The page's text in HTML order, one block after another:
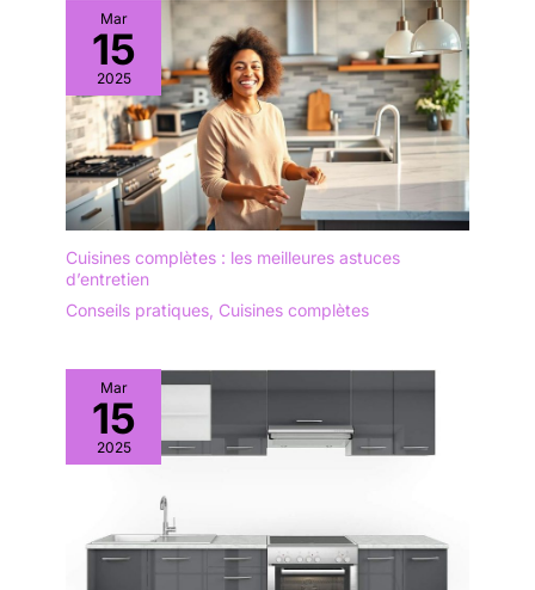
Mar
15
2025
Cuisines complètes : les meilleures astuces
d’entretien
Conseils pratiques, Cuisines complètes
Mar
15
2025